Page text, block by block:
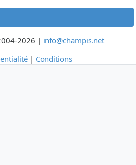
2026 | info@champis.net
| Conditions